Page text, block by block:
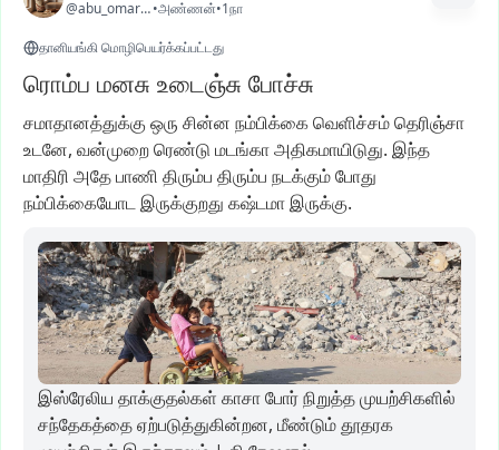
@abu_omar_ps1
•அண்ணன்•1நா
தானியங்கி மொழிபெயர்க்கப்பட்டது
ரொம்ப மனசு உடைஞ்சு போச்சு
சமாதானத்துக்கு ஒரு சின்ன நம்பிக்கைவெளிச்சம்தெரிஞ்சா
உடனே, வன்முறைரெண்டு மடங்காஅதிகமாயிடுது. இந்த
மாதிரி அதேபாணி திரும்ப திரும்ப நடக்கும்போது
நம்பிக்கையோடஇருக்குறது கஷ்டமாஇருக்கு.
இஸ்ரேலிய தாக்குதல்கள் காசா போர் நிறுத்த முயற்சிகளில்
சந்தேகத்தை ஏற்படுத்துகின்றன, மீண்டும் தூதரக